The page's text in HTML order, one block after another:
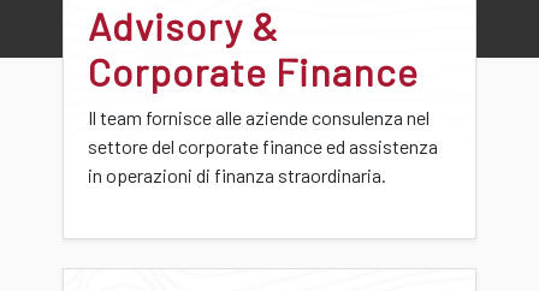
Advisory &
Corporate Finance
Il team fornisce alle aziende consulenza nel
settore del corporate finance ed assistenza
in operazioni di finanza straordinaria.